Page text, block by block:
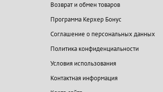
Возврат и обмен товаров
Программа Керхер Бонус
Соглашение о персональных данных
Политика конфиденциальности
Условия использования
Контактная информация